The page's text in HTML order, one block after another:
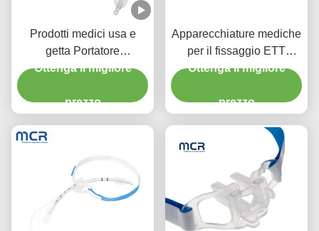
Prodotti medici usa e
getta Portatore
endotracheale per adulti
Ottenga il migliore
prezzo
Apparecchiature mediche
per il fissaggio ETT
monouso
Ottenga il migliore
prezzo